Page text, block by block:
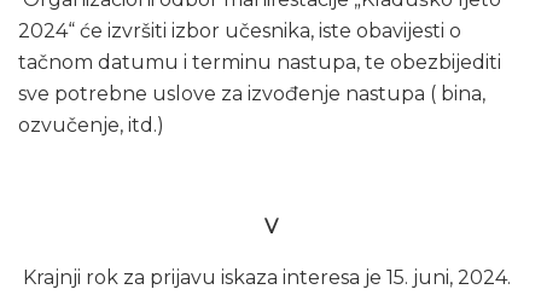
2024“ će izvršiti izbor učesnika, iste obavijesti o
tačnom datumu i terminu nastupa, te obezbijediti
sve potrebne uslove za izvođenje nastupa ( bina,
ozvučenje, itd.)
V
Krajnji rok za prijavu iskaza interesa je 15. juni, 2024.